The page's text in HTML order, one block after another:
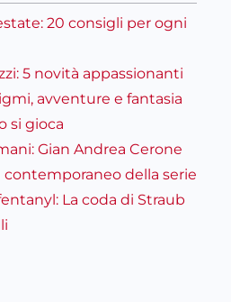
20 consigli per ogni
5 novità appassionanti
avventure e fantasia
si gioca
Gian Andrea Cerone
della serie
La coda di Straub